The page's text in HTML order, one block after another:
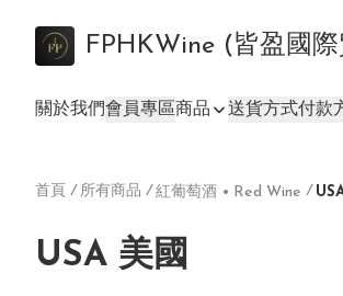
FPHKWine (
關於我們會員專區商品 送貨方式付款
首頁 / 所有商品 / 紅葡萄酒 • Red Wine /
USA 美國